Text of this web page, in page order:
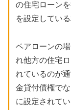
の住宅ローン
を設定してい
ペアローンの
れ他方の住宅
れているのが
金貸付債権で
に設定されて